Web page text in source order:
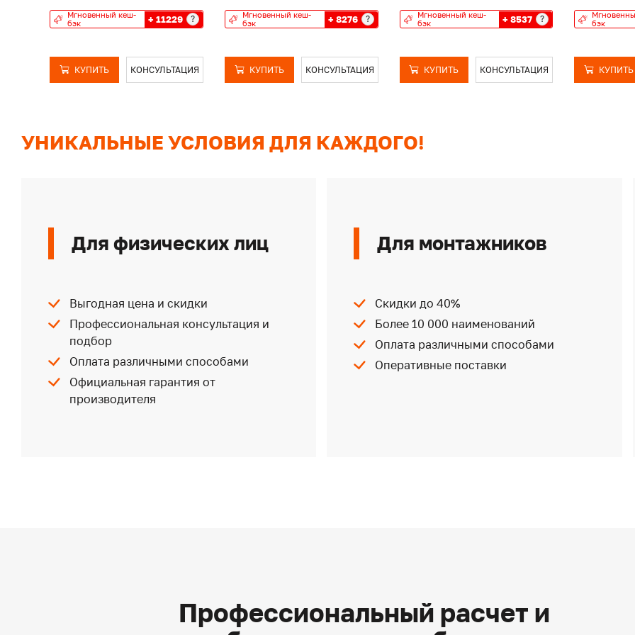
Мгновенный кеш-
бэк
+ 11229 ?
КУПИТЬ КОНСУЛЬТАЦИЯ
Мгновенный кеш-
бэк
+ 8276 ?
КУПИТЬ КОНСУЛЬТАЦИЯ
Мгновенный кеш-
бэк
+ 8537 ?
КУПИТЬ КОНСУЛЬТАЦИЯ
бэк
КУПИТЬ
УНИКАЛЬНЫЕ УСЛОВИЯ ДЛЯ КАЖДОГО!
Для физических лиц
Выгодная цена и скидки
Профессиональная консультация и
подбор
Оплата различными способами
Официальная гарантия от
производителя
Для монтажников
Скидки до 40%
Более 10 000 наименований
Оплата различными способами
Оперативные поставки
Профессиональный расчет и